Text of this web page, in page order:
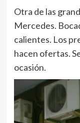
Otra de las
Mercedes.
calientes. Los
hacen ofertas.
ocasión.